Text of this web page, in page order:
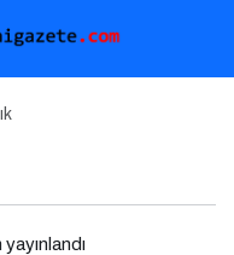
Gizli Tehlikeleri